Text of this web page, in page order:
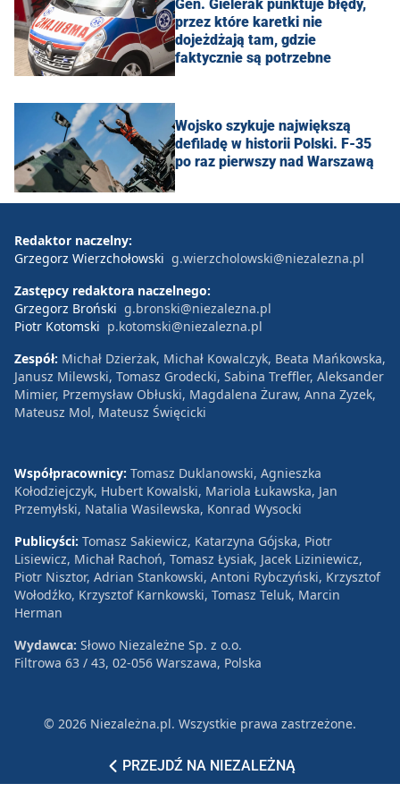
Gen. Gielerak punktuje błędy,
przez które karetki nie
dojeżdżają tam, gdzie
faktycznie są potrzebne
Wojsko szykuje największą
defiladę w historii Polski. F-35
po raz pierwszy nad Warszawą
PRZEJDŹ NA NIEZALEŻNĄ
Redaktor naczelny:
Grzegorz Wierzchołowski g.wierzcholowski@niezalezna.pl
Zastępcy redaktora naczelnego:
Grzegorz Broński g.bronski@niezalezna.pl
Piotr Kotomski p.kotomski@niezalezna.pl
Zespół: Michał Dzierżak, Michał Kowalczyk, Beata Mańkowska,
Janusz Milewski, Tomasz Grodecki, Sabina Treffler, Aleksander
Mimier, Przemysław Obłuski, Magdalena Żuraw, Anna Zyzek,
Mateusz Mol, Mateusz Święcicki
Współpracownicy: Tomasz Duklanowski, Agnieszka
Kołodziejczyk, Hubert Kowalski, Mariola Łukawska, Jan
Przemyłski, Natalia Wasilewska, Konrad Wysocki
Publicyści: Tomasz Sakiewicz, Katarzyna Gójska, Piotr
Lisiewicz, Michał Rachoń, Tomasz Łysiak, Jacek Liziniewicz,
Piotr Nisztor, Adrian Stankowski, Antoni Rybczyński, Krzysztof
Wołodźko, Krzysztof Karnkowski, Tomasz Teluk, Marcin
Herman
Wydawca: Słowo Niezależne Sp. z o.o.
Filtrowa 63 / 43, 02-056 Warszawa, Polska
© 2026 Niezależna.pl. Wszystkie prawa zastrzeżone.
PatronatReklama Polityka prywatności